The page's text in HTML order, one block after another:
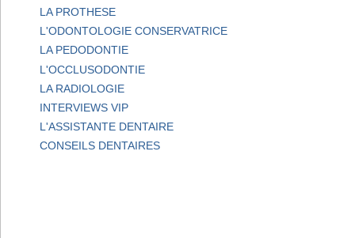
LA PROTHESE
L'ODONTOLOGIE CONSERVATRICE
LA PEDODONTIE
L'OCCLUSODONTIE
LA RADIOLOGIE
INTERVIEWS VIP
L'ASSISTANTE DENTAIRE
CONSEILS DENTAIRES